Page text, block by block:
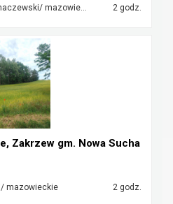
mazowieckie 2 godz.
Zakrzew gm. Nowa Sucha
mazowieckie 2 godz.